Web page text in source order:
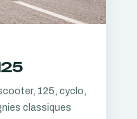
125, cyclo,
classiques